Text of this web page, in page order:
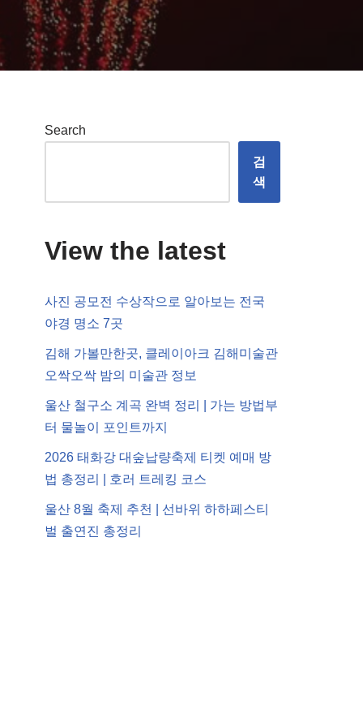
Search
검
색
View the latest
사진 공모전 수상작으로 알아보는 전국
야경 명소 7곳
김해 가볼만한곳, 클레이아크 김해미술관
오싹오싹 밤의 미술관 정보
울산 철구소 계곡 완벽 정리 | 가는 방법부
터 물놀이 포인트까지
2026 태화강 대숲납량축제 티켓 예매 방
법 총정리 | 호러 트레킹 코스
울산 8월 축제 추천 | 선바위 하하페스티
벌 출연진 총정리